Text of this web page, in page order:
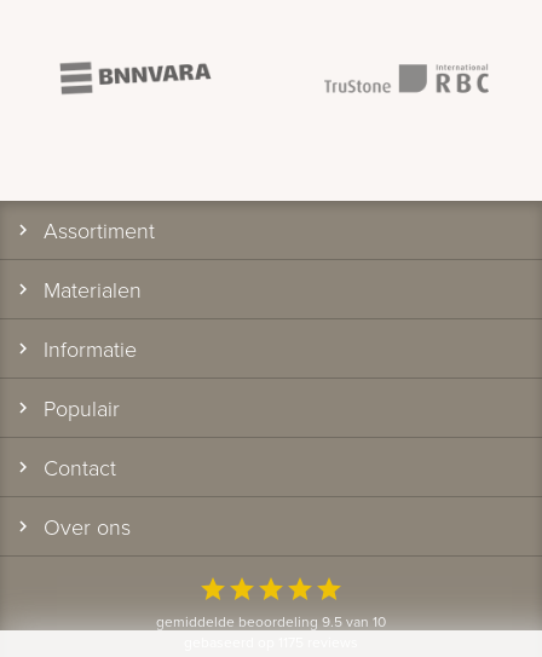
Assortiment
Materialen
Informatie
Populair
Contact
Over ons
starstarstarstarstar
gemiddelde beoordeling 9.5 van 10